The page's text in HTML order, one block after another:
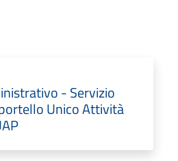
- Servizio
Unico Attività